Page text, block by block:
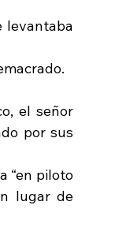
levantaba
el señor
por sus
“en piloto
lugar de